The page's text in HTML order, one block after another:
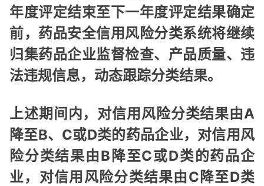
年度评定结束至下一年度评定结果确定
前，药品安全信用风险分类系统将继续
归集药品企业监督检查、产品质量、违
法违规信息，动态跟踪分类结果。
上述期间内，对信用风险分类结果由A
降至B、C或D类的药品企业，对信用风
险分类结果由B降至C或D类的药品企
业，对信用风险分类结果由C降至D类